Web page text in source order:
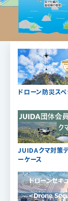
ドローン防災ス
JUIDAクマ対策テ
ーケース